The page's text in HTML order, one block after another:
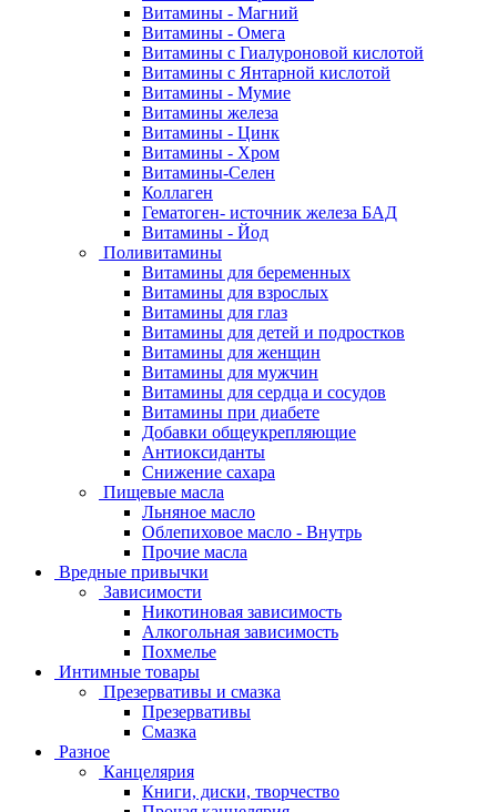
Витамины - Магний
Витамины - Омега
Витамины с Гиалуроновой кислотой
Витамины с Янтарной кислотой
Витамины - Мумие
Витамины железа
Витамины - Цинк
Витамины - Хром
Витамины-Селен
Коллаген
Гематоген- источник железа БАД
Витамины - Йод
Поливитамины
Витамины для беременных
Витамины для взрослых
Витамины для глаз
Витамины для детей и подростков
Витамины для женщин
Витамины для мужчин
Витамины для сердца и сосудов
Витамины при диабете
Добавки общеукрепляющие
Антиоксиданты
Снижение сахара
Пищевые масла
Льняное масло
Облепиховое масло - Внутрь
Прочие масла
Вредные привычки
Зависимости
Никотиновая зависимость
Алкогольная зависимость
Похмелье
Интимные товары
Презервативы и смазка
Презервативы
Смазка
Разное
Канцелярия
Книги, диски, творчество